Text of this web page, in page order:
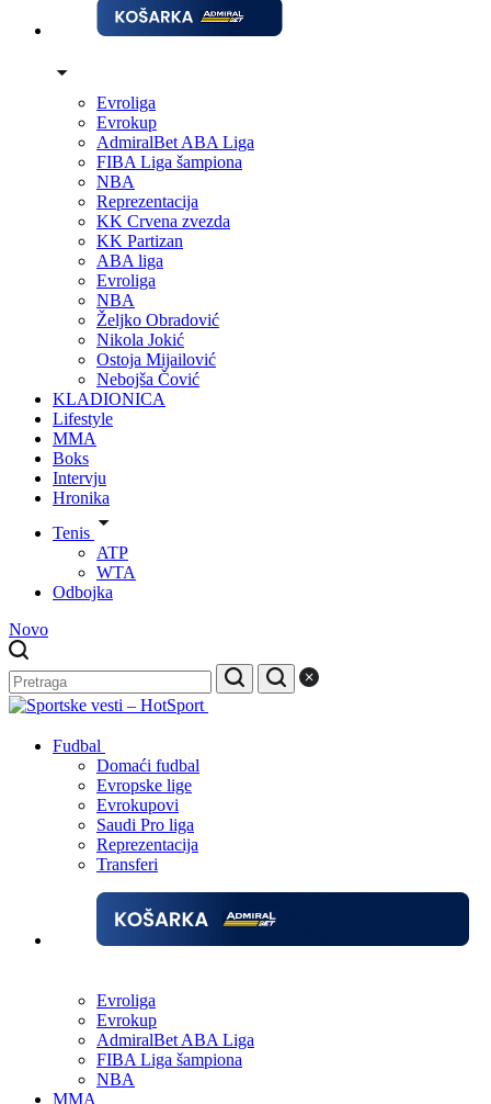
Evroliga
Evrokup
AdmiralBet ABA Liga
FIBA Liga šampiona
NBA
Reprezentacija
KK Crvena zvezda
KK Partizan
ABA liga
Evroliga
NBA
Željko Obradović
Nikola Jokić
Ostoja Mijailović
Nebojša Čović
KLADIONICA
Lifestyle
MMA
Boks
Intervju
Hronika
Tenis
ATP
WTA
Odbojka
Novo
Fudbal
Domaći fudbal
Evropske lige
Evrokupovi
Saudi Pro liga
Reprezentacija
Transferi
Evroliga
Evrokup
AdmiralBet ABA Liga
FIBA Liga šampiona
NBA
MMA